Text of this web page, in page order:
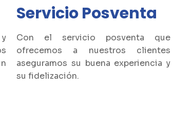
Servicio Posventa
Con el servicio posventa que
ofrecemos a nuestros clientes
aseguramos su buena experiencia y
su fidelización.